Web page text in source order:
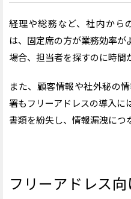
経理や総務など、社内から
は、固定席の方が業務効率が
場合、担当者を探すのに時間
また、顧客情報や社外秘の
署もフリーアドレスの導入に
書類を紛失し、情報漏洩につ
フリーアドレス